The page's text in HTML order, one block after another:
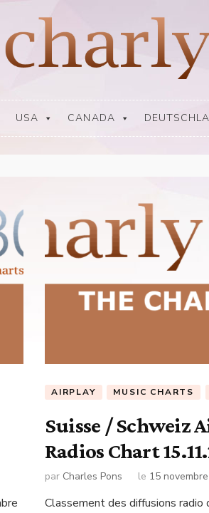
USA CANADA
AIRPLAY MUSIC CHARTS
Suisse / Schweiz
Radios Chart
par Charles Pons le 15
Classement des diffusions radio